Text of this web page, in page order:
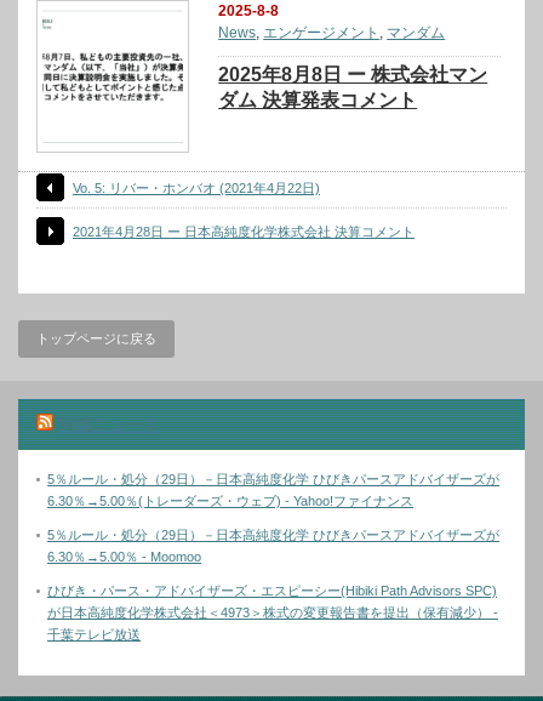
2025-8-8
News エンゲージメント マンダム
2025年8月8日 ー 株式会社マン
ダム 決算発表コメント
Vo. 5: リバー・ホンバオ (2021年4月22日)
2021年4月28日 ー 日本高純度化学株式会社 決算コメント
トップページに戻る
関連ニュース
5％ルール・処分（29日）－日本高純度化学 ひびきパースアドバイザーズが
6.30％→5.00％(トレーダーズ・ウェブ) - Yahoo!ファイナンス
5％ルール・処分（29日）－日本高純度化学 ひびきパースアドバイザーズが
6.30％→5.00％ - Moomoo
ひびき・パース・アドバイザーズ・エスピーシー(Hibiki Path Advisors SPC)
が日本高純度化学株式会社＜4973＞株式の変更報告書を提出（保有減少） -
千葉テレビ放送